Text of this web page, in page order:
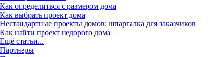
Как определиться с размером дома
Как выбрать проект дома
Нестандартные проекты домов: шпаргалка для заказчиков
Как найти проект недорого дома
Ещё статьи...
Партнеры